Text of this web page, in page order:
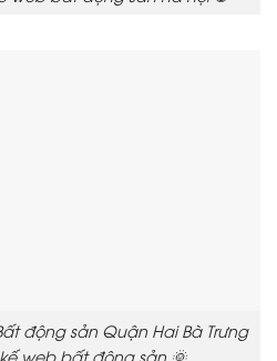
động sản Quận Hai Bà Trưng
web bất động sản 🌞